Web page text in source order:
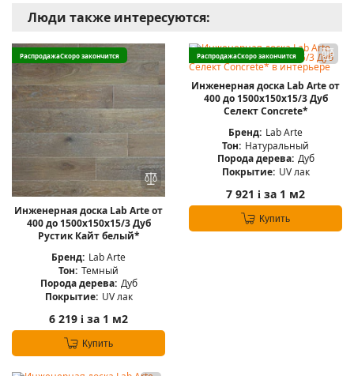
Люди также интересуются:
РаспродажаСкоро закончится
Инженерная доска Lab Arte от
400 до 1500х150х15/3 Дуб
Рустик Кайт белый*
Бренд: Lab Arte
Тон: Темный
Порода дерева: Дуб
Покрытие: UV лак
6 219 i за 1 м2
Купить
РаспродажаСкоро закончится
Инженерная доска Lab Arte от
400 до 1500х150х15/3 Дуб
Селект Concrete*
Бренд: Lab Arte
Тон: Натуральный
Порода дерева: Дуб
Покрытие: UV лак
7 921 i за 1 м2
Купить